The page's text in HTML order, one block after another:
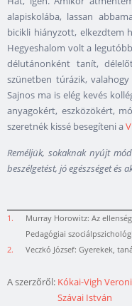
alapiskolába, lassan
bicikli hiányzott, elkezdtem
Hegyeshalom volt a
délutánonként tanít,
szünetben túrázik,
Sajnos ma is elég kevés
anyagokért, eszközökért,
szeretnék kissé besegíteni a
Reméljük, sokaknak nyújt
beszélgetést, jó egészséget és
1.
Murray Horowitz: Az
Pedagógiai
2.
Veczkó József: Gyerekek,
A szerzőről: Kókai-Vigh
Szávai István